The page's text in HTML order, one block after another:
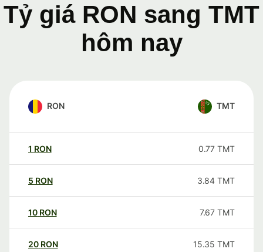
Tỷ giá RON sang TMT
hôm nay
RON TMT
1 RON 0.77 TMT
5 RON 3.84 TMT
10 RON 7.67 TMT
20 RON 15.35 TMT